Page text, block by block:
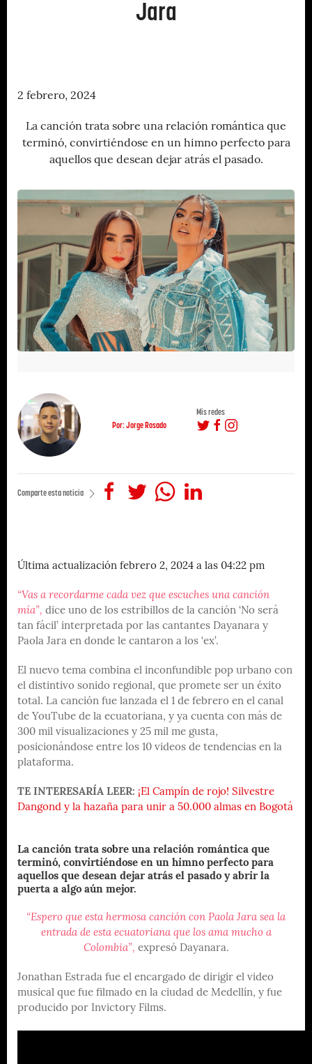
Jara
2 febrero, 2024
La canción trata sobre una relación romántica que
terminó, convirtiéndose en un himno perfecto para
aquellos que desean dejar atrás el pasado.
Por: Jorge Rosado
Mis redes
Comparte esta noticia
Última actualización febrero 2, 2024 a las 04:22 pm
“Vas a recordarme cada vez que escuches una canción
mía”, dice uno de los estribillos de la canción ‘No será
tan fácil’ interpretada por las cantantes Dayanara y
Paola Jara en donde le cantaron a los ‘ex’.
El nuevo tema combina el inconfundible pop urbano con
el distintivo sonido regional, que promete ser un éxito
total. La canción fue lanzada el 1 de febrero en el canal
de YouTube de la ecuatoriana, y ya cuenta con más de
300 mil visualizaciones y 25 mil me gusta,
posicionándose entre los 10 videos de tendencias en la
plataforma.
TE INTERESARÍA LEER: ¡El Campín de rojo! Silvestre
Dangond y la hazaña para unir a 50.000 almas en Bogotá
La canción trata sobre una relación romántica que
terminó, convirtiéndose en un himno perfecto para
aquellos que desean dejar atrás el pasado y abrir la
puerta a algo aún mejor.
“Espero que esta hermosa canción con Paola Jara sea la
entrada de esta ecuatoriana que los ama mucho a
Colombia”, expresó Dayanara.
Jonathan Estrada fue el encargado de dirigir el video
musical que fue filmado en la ciudad de Medellín, y fue
producido por Invictory Films.